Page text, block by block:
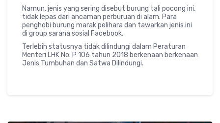
Namun, jenis yang sering disebut burung tali pocong ini,
tidak lepas dari ancaman perburuan di alam. Para
penghobi burung marak pelihara dan tawarkan jenis ini
di group sarana sosial Facebook.
Terlebih statusnya tidak dilindungi dalam Peraturan
Menteri LHK No. P 106 tahun 2018 berkenaan berkenaan
Jenis Tumbuhan dan Satwa Dilindungi.